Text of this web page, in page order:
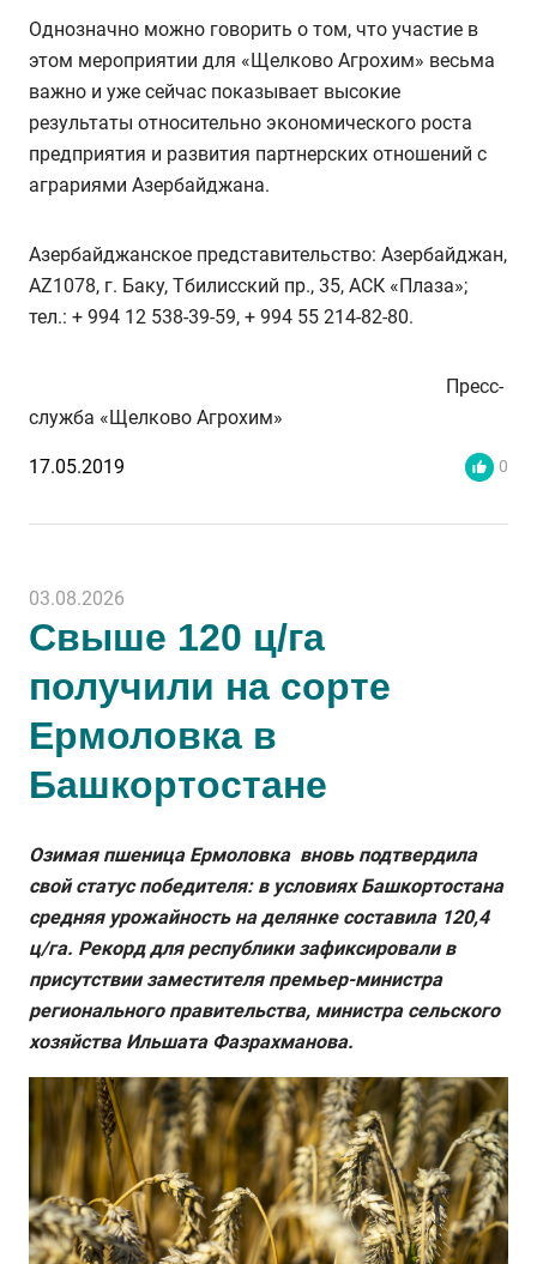
Однозначно можно говорить о том, что участие в
этом мероприятии для «Щелково Агрохим» весьма
важно и уже сейчас показывает высокие
результаты относительно экономического роста
предприятия и развития партнерских отношений с
аграриями Азербайджана.
Азербайджанское представительство: Азербайджан,
AZ1078, г. Баку, Тбилисский пр., 35, АСК «Плаза»;
тел.: + 994 12 538-39-59, + 994 55 214-82-80.
Пресс-
служба «Щелково Агрохим»
17.05.2019 0
03.08.2026
Свыше 120 ц/га
получили на сорте
Ермоловка в
Башкортостане
Озимая пшеница Ермоловка вновь подтвердила
свой статус победителя: в условиях Башкортостана
средняя урожайность на делянке составила 120,4
ц/га. Рекорд для республики зафиксировали в
присутствии заместителя премьер-министра
регионального правительства, министра сельского
хозяйства Ильшата Фазрахманова.